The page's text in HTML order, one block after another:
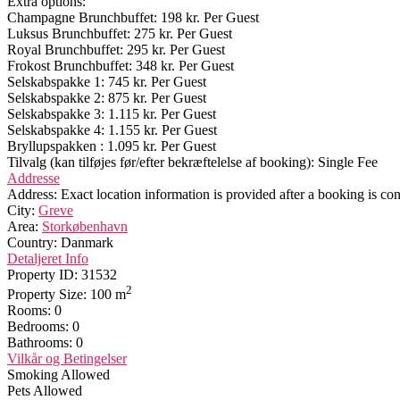
Champagne Brunchbuffet: 198 kr. Per Guest
Luksus Brunchbuffet: 275 kr. Per Guest
Royal Brunchbuffet: 295 kr. Per Guest
Frokost Brunchbuffet: 348 kr. Per Guest
​Selskabspakke 1: 745 kr. Per Guest
​Selskabspakke 2: 875 kr. Per Guest
​Selskabspakke 3: 1.115 kr. Per Guest
​Selskabspakke 4: 1.155 kr. Per Guest
Bryllupspakken : 1.095 kr. Per Guest
Tilvalg (kan tilføjes før/efter bekræftelelse af booking): Single Fee
Addresse
Address: Exact location information is provided after a booking is
City: Greve
Area: Storkøbenhavn
Country: Danmark
Detaljeret Info
Property ID: 31532
Property Size: 100 m2
Rooms: 0
Bedrooms: 0
Bathrooms: 0
Vilkår og Betingelser
Smoking Allowed
Pets Allowed